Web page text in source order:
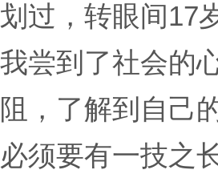
划过，转眼间17
我尝到了社会的
阻，了解到自己
必须要有一技之